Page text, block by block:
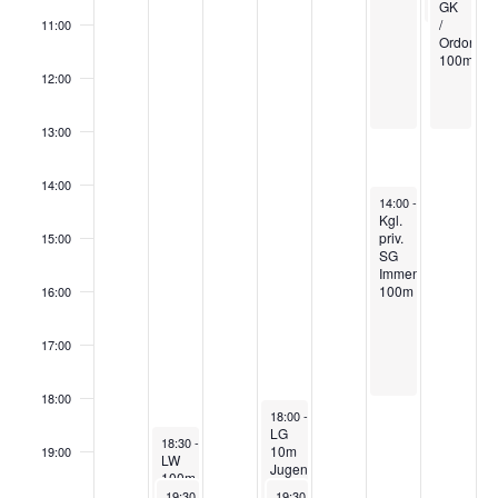
11:00
12:00
13:00
14:00
15:00
16:00
17:00
18:00
19:00
April 7, 2026
18:30-
LW
100m
April 7, 2026
April 9, 2026
18:00-
LG
10m
Jugendtraining
April 9, 2026
April 11, 2026
14:00-
Kgl.
priv.
SG
Immenstadt
100m
GK
/
100m